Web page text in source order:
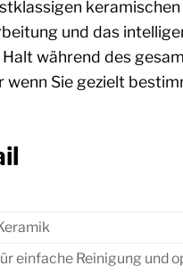
und das
während des
Sie gezielt
einfache Reinigung und